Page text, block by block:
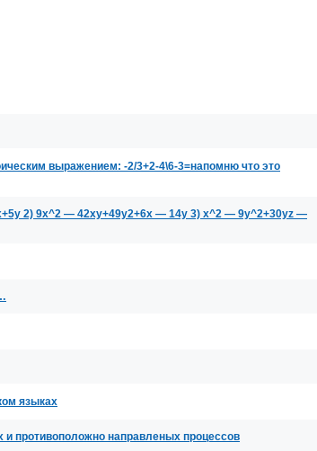
выражением: -2/3+2-4\6-3=напомню что это
2) 9x^2 — 42xy+49y2+6x — 14y 3) x^2 — 9y^2+30yz —
языках
противоположно направленых процессов